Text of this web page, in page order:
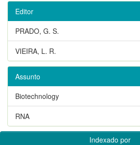
Editor
PRADO, G. S.
VIEIRA, L. R.
Assunto
Biotechnology
RNA
Indexado por